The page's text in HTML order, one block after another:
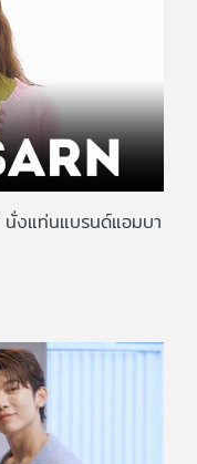
นั่งแท่นแบรนด์แอมบา